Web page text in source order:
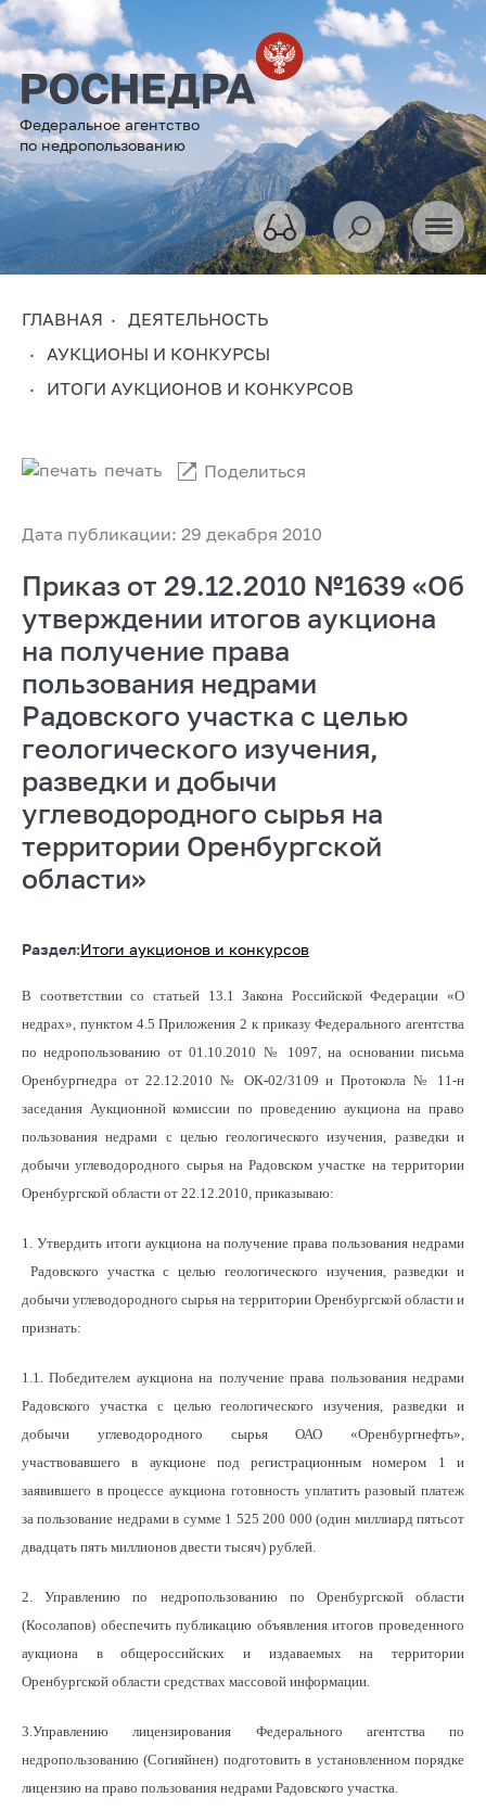
Федеральное агентство
по недропользованию
ГЛАВНАЯ
ДЕЯТЕЛЬНОСТЬ
АУКЦИОНЫ И КОНКУРСЫ
ИТОГИ АУКЦИОНОВ И КОНКУРСОВ
Дата публикации: 29 декабря 2010
печать Поделиться
Приказ от 29.12.2010 №1639 «Об
утверждении итогов аукциона
на получение права
пользования недрами
Радовского участка с целью
геологического изучения,
разведки и добычи
углеводородного сырья на
территории Оренбургской
области»
Раздел:Итоги аукционов и конкурсов
В соответствии со статьей 13.1 Закона Российской Федерации «О
недрах», пунктом 4.5 Приложения 2 к приказу Федерального агентства
по недропользованию от 01.10.2010 № 1097, на основании письма
Оренбургнедра от 22.12.2010 № ОК-02/3109 и Протокола № 11-н
заседания Аукционной комиссии по проведению аукциона на право
пользования недрами с целью геологического изучения, разведки и
добычи углеводородного сырья на Радовском участке на территории
Оренбургской области от 22.12.2010, приказываю:
1. Утвердить итоги аукциона на получение права пользования недрами
Радовского участка с целью геологического изучения, разведки и
добычи углеводородного сырья на территории Оренбургской области и
признать:
1.1. Победителем аукциона на получение права пользования недрами
Радовского участка с целью геологического изучения, разведки и
добычи углеводородного сырья ОАО «Оренбургнефть»,
участвовавшего в аукционе под регистрационным номером 1 и
заявившего в процессе аукциона готовность уплатить разовый платеж
за пользование недрами в сумме 1 525 200 000 (один миллиард пятьсот
двадцать пять миллионов двести тысяч) рублей.
2. Управлению по недропользованию по Оренбургской области
(Косолапов) обеспечить публикацию объявления итогов проведенного
аукциона в общероссийских и издаваемых на территории
Оренбургской области средствах массовой информации.
3.Управлению лицензирования Федерального агентства по
недропользованию (Согияйнен) подготовить в установленном порядке
лицензию на право пользования недрами Радовского участка.